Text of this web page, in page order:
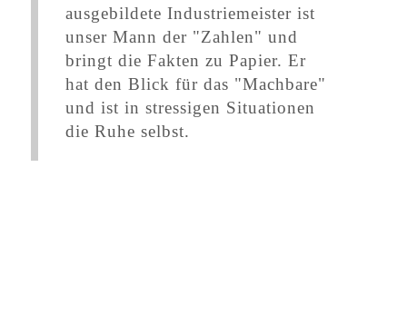
ausgebildete Industriemeister ist
unser Mann der "Zahlen" und
bringt die Fakten zu Papier. Er
hat den Blick für das "Machbare"
und ist in stressigen Situationen
die Ruhe selbst.